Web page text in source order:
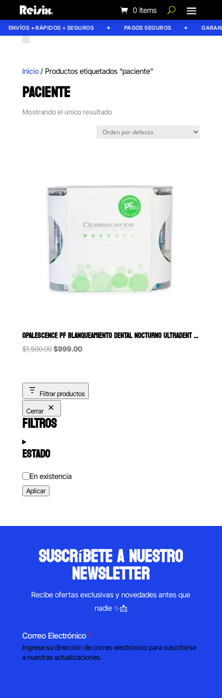
0 Items
ENVÍOS + RÁPIDOS + SEGUROS PAGOS SEGUROS
Inicio/ Productos etiquetados “paciente”
PACIENTE
Mostrando el único resultado
OPALESCENCE PF BLANQUEAMIENTO DENTAL NOCTURNO ULTRADENT
$1,500.00Original
$1,500.00.
$999.00Current
$999.00.
Filtrar productos
Cerrar
FILTROS
ESTADO
Estado
En existencia
Aplicar
suscríbete a nuestro
newsletter
Recibe ofertas exclusivas y novedades antes que
nadie ✨📩
Correo Electrónico *
Ingrese su dirección de correo electrónico para suscribirse
a nuestras actualizaciones.